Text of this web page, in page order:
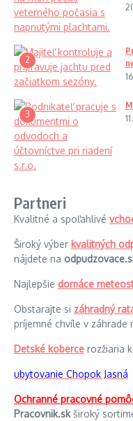
2
3
Partneri
Kvalitné a spoľahlivé
Široký výber kvalitných
nájdete na
Najlepšie domáce
Obstarajte si záhradný
príjemné chvíle v záhrade
Detské koberce rozžiaria
ubytovanie Chopok Jasná
Ochranné pracovné
Pracovnik.skširoký